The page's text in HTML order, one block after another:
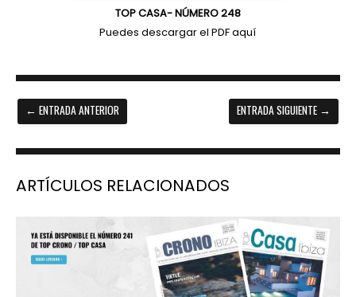
TOP CASA- NÚMERO 248
Puedes descargar el PDFaquí
← ENTRADA ANTERIOR ENTRADA SIGUIENTE →
ARTÍCULOS RELACIONADOS